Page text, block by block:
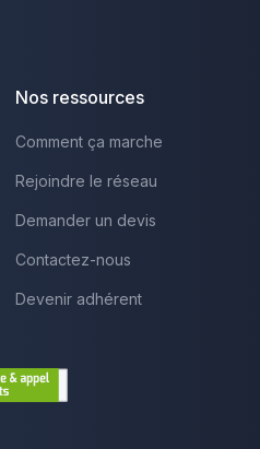
Nos ressources
Comment ça marche
Rejoindre le réseau
Demander un devis
Contactez-nous
Devenir adhérent